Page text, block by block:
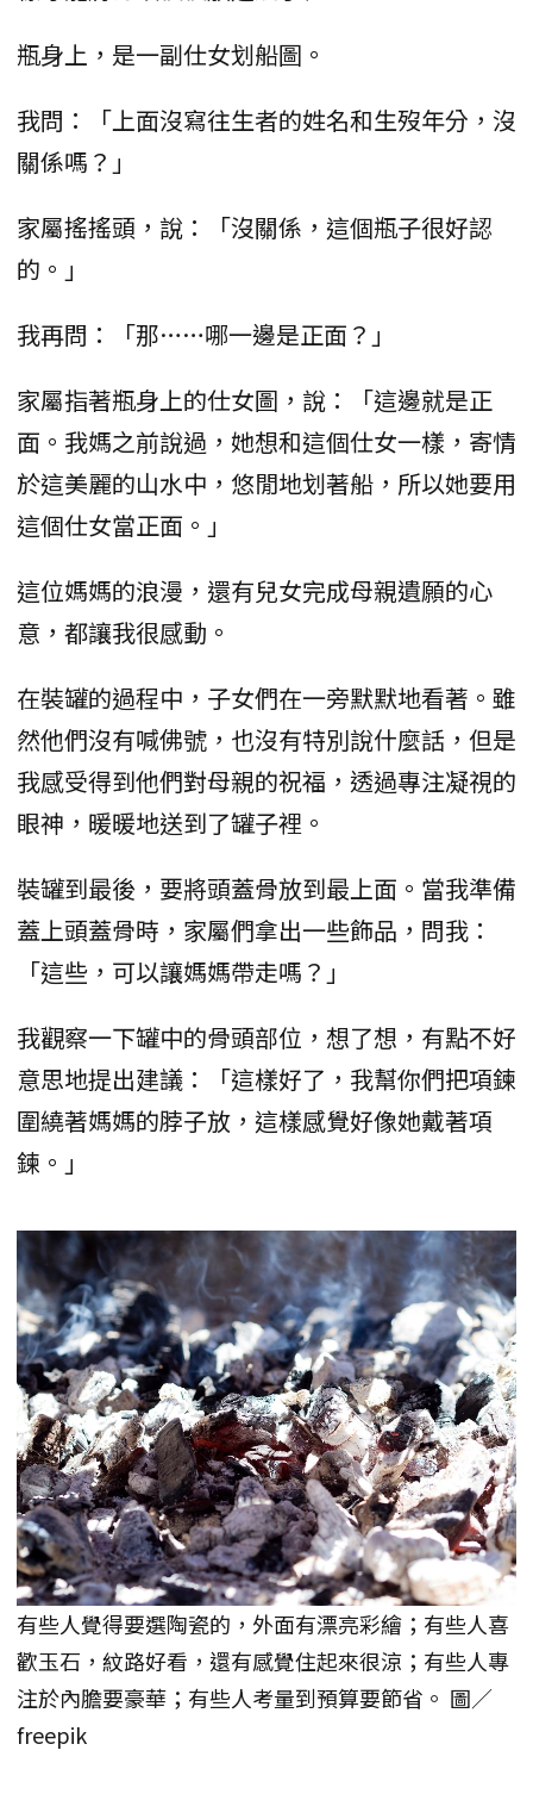
瓶身上，是一副仕女划船圖。
我問：「上面沒寫往生者的姓名和生歿年分，沒
關係嗎？」
家屬搖搖頭，說：「沒關係，這個瓶子很好認
的。」
我再問：「那……哪一邊是正面？」
家屬指著瓶身上的仕女圖，說：「這邊就是正
面。我媽之前說過，她想和這個仕女一樣，寄情
於這美麗的山水中，悠閒地划著船，所以她要用
這個仕女當正面。」
這位媽媽的浪漫，還有兒女完成母親遺願的心
意，都讓我很感動。
在裝罐的過程中，子女們在一旁默默地看著。雖
然他們沒有喊佛號，也沒有特別說什麼話，但是
我感受得到他們對母親的祝福，透過專注凝視的
眼神，暖暖地送到了罐子裡。
裝罐到最後，要將頭蓋骨放到最上面。當我準備
蓋上頭蓋骨時，家屬們拿出一些飾品，問我：
「這些，可以讓媽媽帶走嗎？」
我觀察一下罐中的骨頭部位，想了想，有點不好
意思地提出建議：「這樣好了，我幫你們把項鍊
圍繞著媽媽的脖子放，這樣感覺好像她戴著項
鍊。」
有些人覺得要選陶瓷的，外面有漂亮彩繪；有些人喜
歡玉石，紋路好看，還有感覺住起來很涼；有些人專
注於內膽要豪華；有些人考量到預算要節省。 圖／
freepik